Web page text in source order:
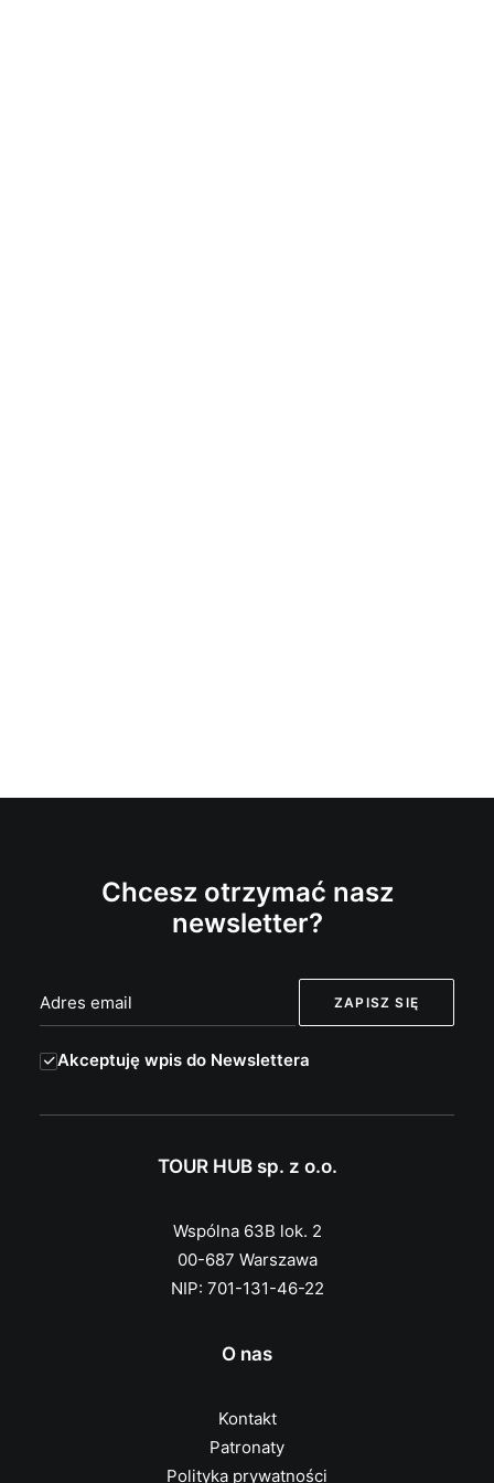
Chcesz otrzymać nasz
newsletter?
Akceptuję wpis do Newslettera
TOUR HUB sp. z o.o.
Wspólna 63B lok. 2
00-687 Warszawa
NIP: 701-131-46-22
O nas
Kontakt
Patronaty
Polityka prywatności